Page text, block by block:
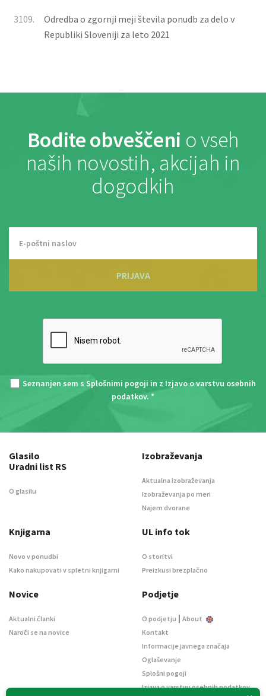
3109.
Odredba o zgornji meji števila ponudb za delo v
Republiki Sloveniji za leto 2021
Bodite obveščeni o vseh
naših novostih, akcijah in
dogodkih
PRIJAVA
Seznanjen sem s Splošnimi pogoji in z Izjavo o varstvu osebnih
podatkov. *
Glasilo
Uradni list RS
O glasilu
Izobraževanja
Aktualna izobraževanja
Izobraževanja po meri
Najem dvorane
Knjigarna
Novo v ponudbi
Kako nakupovati v spletni knjigarni
UL info tok
O storitvi
Preizkusi brezplačno
Novice
Aktualni članki
Naroči se na novice
Podjetje
O podjetju | About
Kontakt
Informacije javnega značaja
Oglaševanje
Splošni pogoji
Izjava o varstvu osebnih podatkov